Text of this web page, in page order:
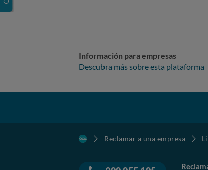
Información para empresas
Descubra más sobre esta plataforma
Reclamar a una empresa